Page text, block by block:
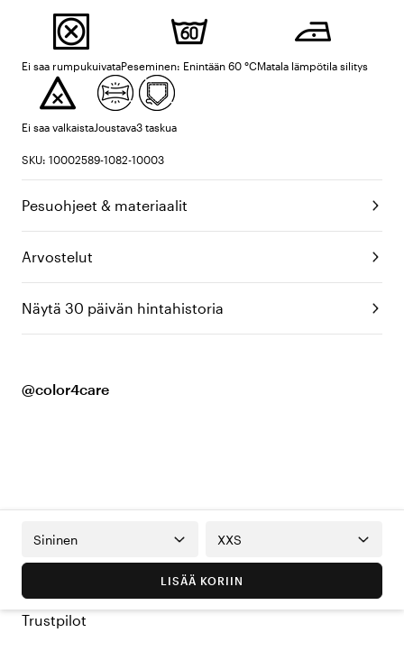
Ei saa rumpukuivataPeseminen: Enintään 60 °CMatala lämpötila silitys
Ei saa valkaistaJoustava3 taskua
SKU: 10002589-1082-10003
Pesuohjeet & materiaalit
Arvostelut
Näytä 30 päivän hintahistoria
@color4care
Sininen XXS
LISÄÄ KORIIN
Trustpilot